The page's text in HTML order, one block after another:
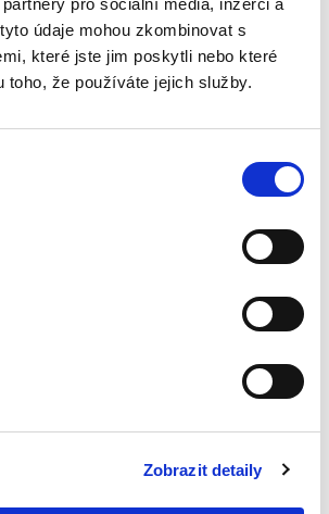
pro sociální média, inzerci a
údaje mohou zkombinovat s
které jste jim poskytli nebo které
toho, že používáte jejich služby.
Zobrazit detaily
Kontumační
rozsudek
klasický institut civilního
Autor postupně rozebírá
proti němu, přičemž...